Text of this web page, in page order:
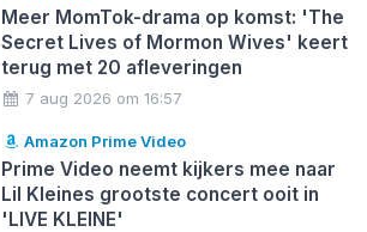
Meer MomTok-drama op komst: 'The
Secret Lives of Mormon Wives' keert
terug met 20 afleveringen
7 aug 2026 om 16:57
Amazon Prime Video
Prime Video neemt kijkers mee naar
Lil Kleines grootste concert ooit in
'LIVE KLEINE'